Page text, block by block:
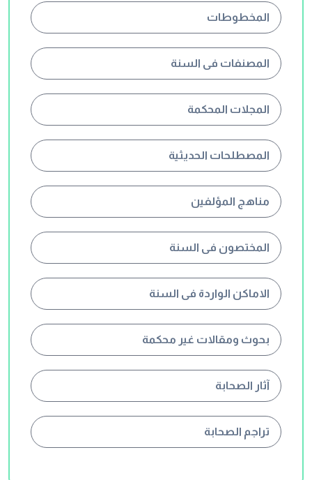
المخطوطات
المصنفات فى السنة
المجلات المحكمة
المصطلحات الحديثية
مناهج المؤلفين
المختصون فى السنة
الاماكن الواردة فى السنة
بحوث ومقالات غير محكمة
آثار الصحابة
تراجم الصحابة